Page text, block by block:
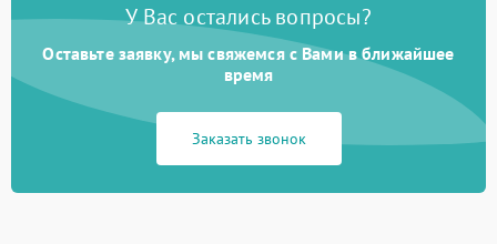
У Вас остались вопросы?
Оставьте заявку, мы свяжемся с Вами в ближайшее
время
Заказать звонок